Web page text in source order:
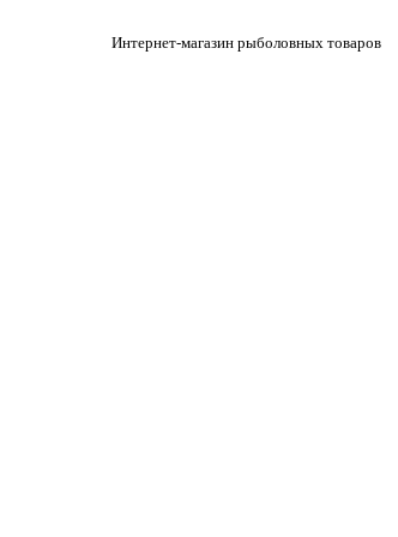
Интернет-магазин рыболовных товаров